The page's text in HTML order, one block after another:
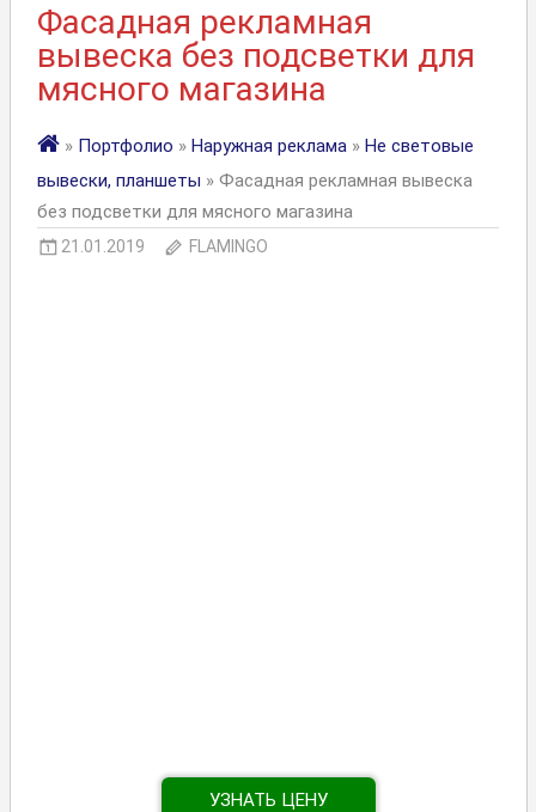
Фасадная рекламная
вывеска без подсветки для
мясного магазина
» Портфолио » Наружная реклама » Не световые
вывески, планшеты » Фасадная рекламная вывеска
без подсветки для мясного магазина
21.01.2019 FLAMINGO
УЗНАТЬ ЦЕНУ